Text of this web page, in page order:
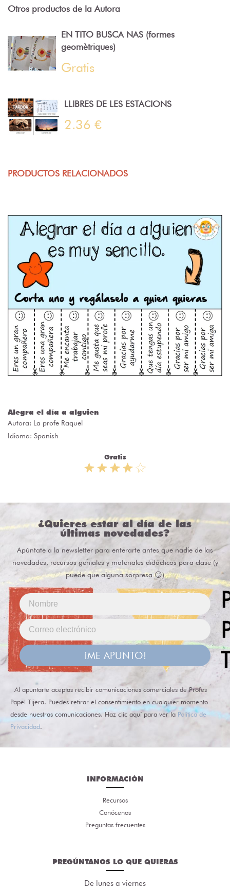
Otros productos de la Autora
EN TITO BUSCA NAS (formes
geomètriques)
Gratis
LLIBRES DE LES ESTACIONS
2.36 €
PRODUCTOS RELACIONADOS
Alegra el día a alguien
Autora: La profe Raquel
Idioma: Spanish
Gratis
¿Quieres estar al día de las
últimas novedades?
Apúntate a la newsletter para enterarte antes que nadie de las
novedades, recursos geniales y materiales didácticos para clase (y
puede que alguna sorpresa 😏)
¡ME APUNTO!
Al apuntarte aceptas recibir comunicaciones comerciales de Profes
Papel Tijera. Puedes retirar el consentimiento en cualquier momento
desde nuestras comunicaciones. Haz clic aquí para ver la Política de
Privacidad.
INFORMACIÓN
Recursos
Conócenos
Preguntas frecuentes
PREGÚNTANOS LO QUE QUIERAS
De lunes a viernes